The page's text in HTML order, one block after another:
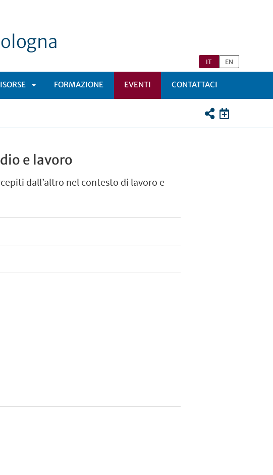
IT EN
FORMAZIONE EVENTI CONTATTACI
e lavoro
dall’altro nel contesto di lavoro e